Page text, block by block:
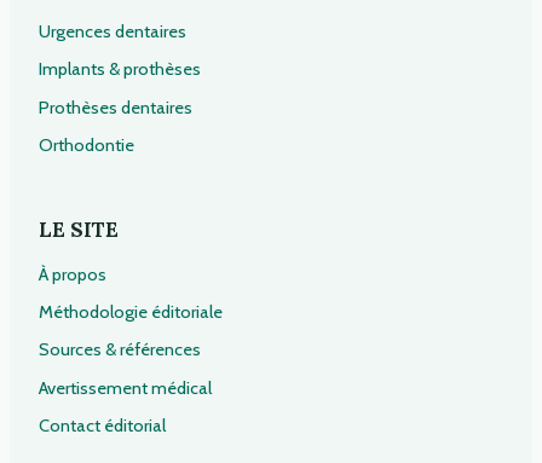
Urgences dentaires
Implants & prothèses
Prothèses dentaires
Orthodontie
LE SITE
À propos
Méthodologie éditoriale
Sources & références
Avertissement médical
Contact éditorial